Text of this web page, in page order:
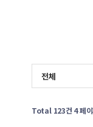
전체
Total 123건 4 페